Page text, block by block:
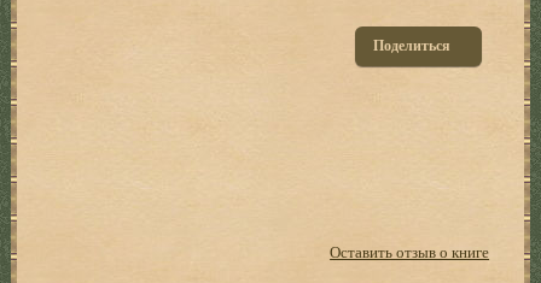
Поделиться
Оставить отзыв о книге